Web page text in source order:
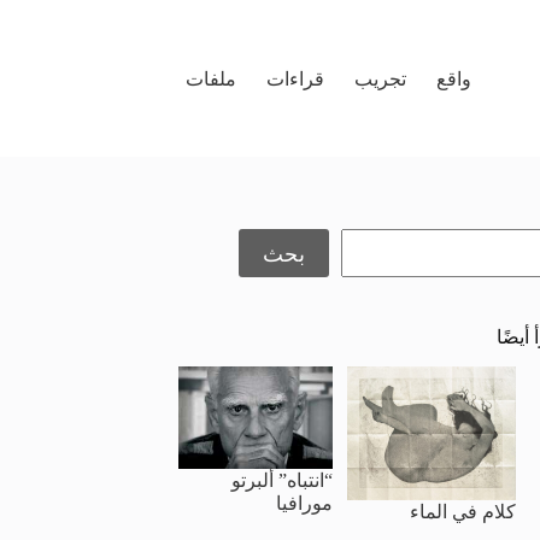
واقع
تجريب قراءات ملفات
بحث
أيضًا
كلام في الماء
“انتباه” ألبرتو
مورافيا